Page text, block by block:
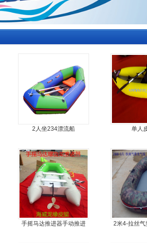
2人坐234漂流船 单人
手摇马达推进器手动推进
2米4-拉丝